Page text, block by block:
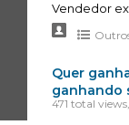
Vendedor
Quer
ganhando
471 total